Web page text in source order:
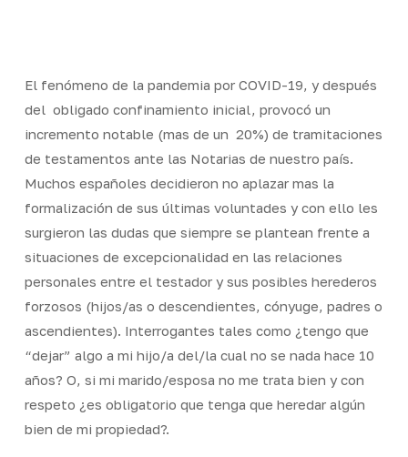
contentEl fenómeno de la pandemia por COVID-19, y después
del obligado confinamiento inicial, provocó un
incremento notable (mas de un 20%) de tramitaciones
de testamentos ante las Notarias de nuestro país.
Muchos españoles decidieron no aplazar mas la
formalización de sus últimas voluntades y con ello les
surgieron las dudas que siempre se plantean frente a
situaciones de excepcionalidad en las relaciones
personales entre el testador y sus posibles herederos
forzosos (hijos/as o descendientes, cónyuge, padres o
ascendientes). Interrogantes tales como ¿tengo que
“dejar” algo a mi hijo/a del/la cual no se nada hace 10
años? O, si mi marido/esposa no me trata bien y con
respeto ¿es obligatorio que tenga que heredar algún
bien de mi propiedad?.
Menu